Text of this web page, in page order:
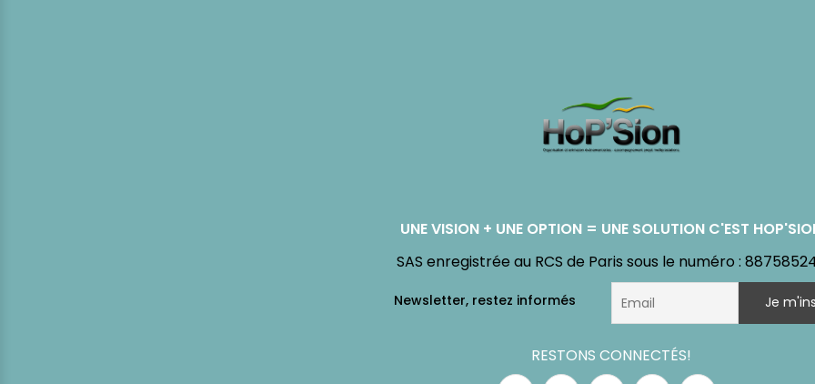
UNE VISION + UNE OPTION = UNE SOLUTION C'EST
SAS enregistrée au RCS de Paris sous le numéro :
RESTONS CONNECTÉS!